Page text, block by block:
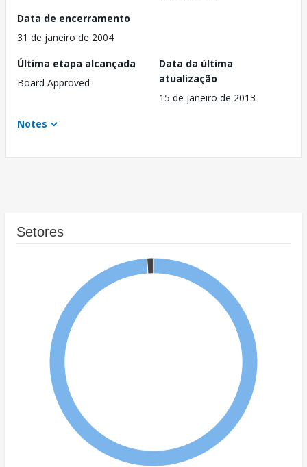
Data de encerramento
31 de janeiro de 2004
Última etapa alcançada
Board Approved
Data da última
atualização
15 de janeiro de 2013
Notes
Setores